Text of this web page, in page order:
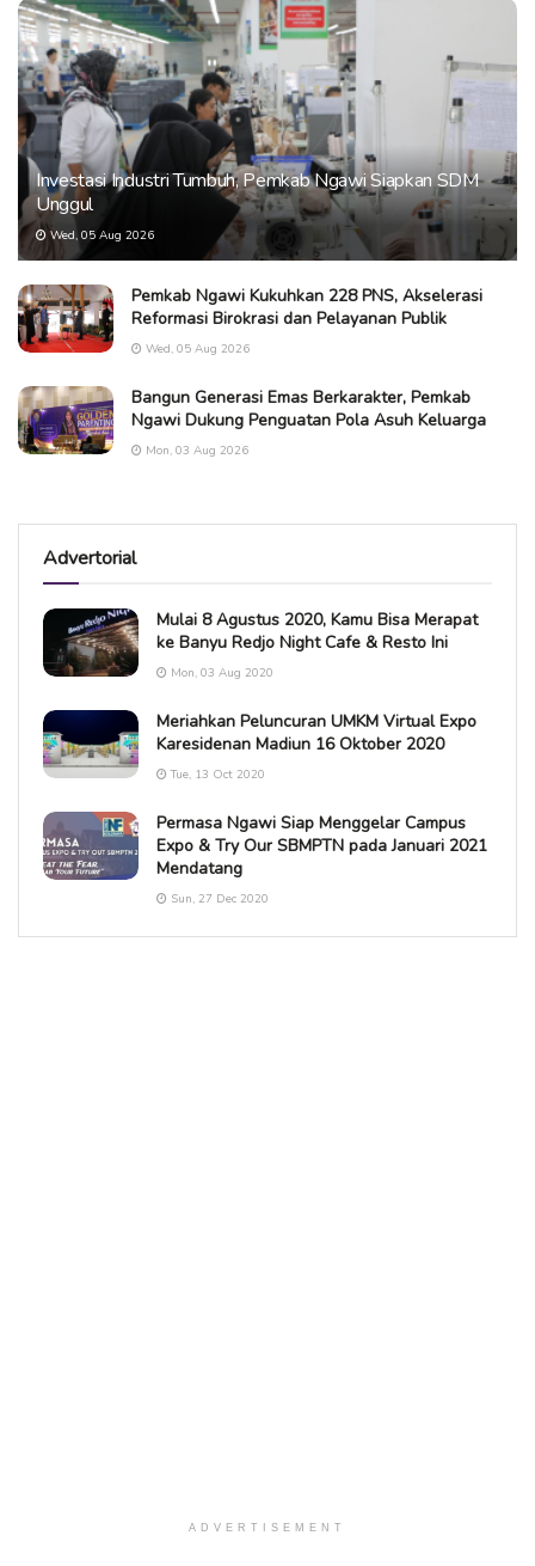
Investasi Industri Tumbuh, Pemkab Ngawi Siapkan SDM
Unggul
Wed, 05 Aug 2026
Pemkab Ngawi Kukuhkan 228 PNS, Akselerasi
Reformasi Birokrasi dan Pelayanan Publik
Wed, 05 Aug 2026
Bangun Generasi Emas Berkarakter, Pemkab
Ngawi Dukung Penguatan Pola Asuh Keluarga
Mon, 03 Aug 2026
Advertorial
Mulai 8 Agustus 2020, Kamu Bisa Merapat
ke Banyu Redjo Night Cafe & Resto Ini
Mon, 03 Aug 2020
Meriahkan Peluncuran UMKM Virtual Expo
Karesidenan Madiun 16 Oktober 2020
Tue, 13 Oct 2020
Permasa Ngawi Siap Menggelar Campus
Expo & Try Our SBMPTN pada Januari 2021
Mendatang
Sun, 27 Dec 2020
ADVERTISEMENT